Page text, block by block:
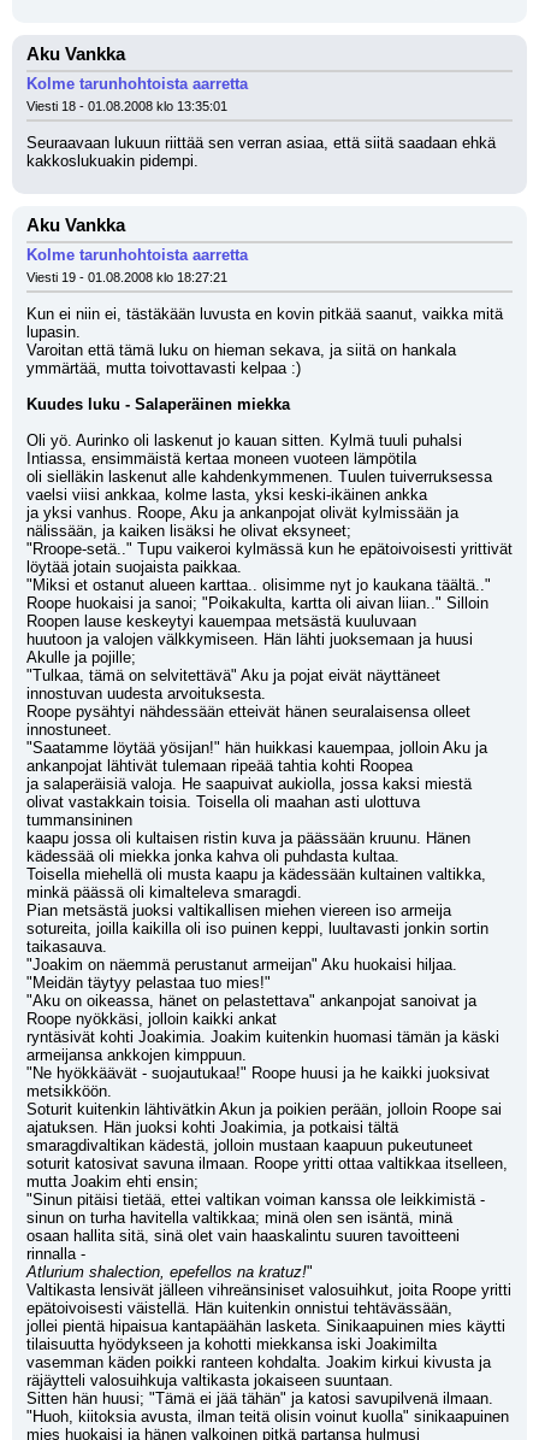
Aku Vankka
Kolme tarunhohtoista aarretta
Viesti 18 - 01.08.2008 klo 13:35:01
Seuraavaan lukuun riittää sen verran asiaa, että siitä saadaan ehkä
kakkoslukuakin pidempi.
Aku Vankka
Kolme tarunhohtoista aarretta
Viesti 19 - 01.08.2008 klo 18:27:21
Kun ei niin ei, tästäkään luvusta en kovin pitkää saanut, vaikka mitä
lupasin.
Varoitan että tämä luku on hieman sekava, ja siitä on hankala
ymmärtää, mutta toivottavasti kelpaa :)
Kuudes luku - Salaperäinen miekka
Oli yö. Aurinko oli laskenut jo kauan sitten. Kylmä tuuli puhalsi
Intiassa, ensimmäistä kertaa moneen vuoteen lämpötila
oli sielläkin laskenut alle kahdenkymmenen. Tuulen tuiverruksessa
vaelsi viisi ankkaa, kolme lasta, yksi keski-ikäinen ankka
ja yksi vanhus. Roope, Aku ja ankanpojat olivät kylmissään ja
nälissään, ja kaiken lisäksi he olivat eksyneet;
"Rroope-setä.." Tupu vaikeroi kylmässä kun he epätoivoisesti yrittivät
löytää jotain suojaista paikkaa.
"Miksi et ostanut alueen karttaa.. olisimme nyt jo kaukana täältä.."
Roope huokaisi ja sanoi; "Poikakulta, kartta oli aivan liian.." Silloin
Roopen lause keskeytyi kauempaa metsästä kuuluvaan
huutoon ja valojen välkkymiseen. Hän lähti juoksemaan ja huusi
Akulle ja pojille;
"Tulkaa, tämä on selvitettävä" Aku ja pojat eivät näyttäneet
innostuvan uudesta arvoituksesta.
Roope pysähtyi nähdessään etteivät hänen seuralaisensa olleet
innostuneet.
"Saatamme löytää yösijan!" hän huikkasi kauempaa, jolloin Aku ja
ankanpojat lähtivät tulemaan ripeää tahtia kohti Roopea
ja salaperäisiä valoja. He saapuivat aukiolla, jossa kaksi miestä
olivat vastakkain toisia. Toisella oli maahan asti ulottuva
tummansininen
kaapu jossa oli kultaisen ristin kuva ja päässään kruunu. Hänen
kädessää oli miekka jonka kahva oli puhdasta kultaa.
Toisella miehellä oli musta kaapu ja kädessään kultainen valtikka,
minkä päässä oli kimalteleva smaragdi.
Pian metsästä juoksi valtikallisen miehen viereen iso armeija
sotureita, joilla kaikilla oli iso puinen keppi, luultavasti jonkin sortin
taikasauva.
"Joakim on näemmä perustanut armeijan" Aku huokaisi hiljaa.
"Meidän täytyy pelastaa tuo mies!"
"Aku on oikeassa, hänet on pelastettava" ankanpojat sanoivat ja
Roope nyökkäsi, jolloin kaikki ankat
ryntäsivät kohti Joakimia. Joakim kuitenkin huomasi tämän ja käski
armeijansa ankkojen kimppuun.
"Ne hyökkäävät - suojautukaa!" Roope huusi ja he kaikki juoksivat
metsikköön.
Soturit kuitenkin lähtivätkin Akun ja poikien perään, jolloin Roope sai
ajatuksen. Hän juoksi kohti Joakimia, ja potkaisi tältä
smaragdivaltikan kädestä, jolloin mustaan kaapuun pukeutuneet
soturit katosivat savuna ilmaan. Roope yritti ottaa valtikkaa itselleen,
mutta Joakim ehti ensin;
"Sinun pitäisi tietää, ettei valtikan voiman kanssa ole leikkimistä -
sinun on turha havitella valtikkaa; minä olen sen isäntä, minä
osaan hallita sitä, sinä olet vain haaskalintu suuren tavoitteeni
rinnalla -
Atlurium shalection, epefellos na kratuz!"
Valtikasta lensivät jälleen vihreänsiniset valosuihkut, joita Roope yritti
epätoivoisesti väistellä. Hän kuitenkin onnistui tehtävässään,
jollei pientä hipaisua kantapäähän lasketa. Sinikaapuinen mies käytti
tilaisuutta hyödykseen ja kohotti miekkansa iski Joakimilta
vasemman käden poikki ranteen kohdalta. Joakim kirkui kivusta ja
räjäytteli valosuihkuja valtikasta jokaiseen suuntaan.
Sitten hän huusi; "Tämä ei jää tähän" ja katosi savupilvenä ilmaan.
"Huoh, kiitoksia avusta, ilman teitä olisin voinut kuolla" sinikaapuinen
mies huokaisi ja hänen valkoinen pitkä partansa hulmusi